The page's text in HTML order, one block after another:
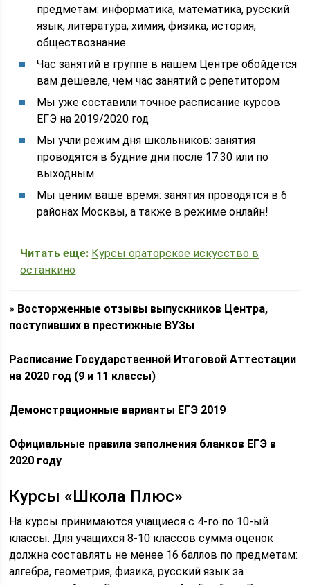
предметам: информатика, математика, русский
язык, литература, химия, физика, история,
обществознание.
Час занятий в группе в нашем Центре обойдется
вам дешевле, чем час занятий с репетитором
Мы уже составили точное расписание курсов
ЕГЭ на 2019/2020 год
Мы учли режим дня школьников: занятия
проводятся в будние дни после 17:30 или по
выходным
Мы ценим ваше время: занятия проводятся в 6
районах Москвы, а также в режиме онлайн!
Читать еще: Курсы ораторское искусство в
останкино
» Восторженные отзывы выпускников Центра,
поступивших в престижные ВУЗы
Расписание Государственной Итоговой Аттестации
на 2020 год (9 и 11 классы)
Демонстрационные варианты ЕГЭ 2019
Официальные правила заполнения бланков ЕГЭ в
2020 году
Курсы «Школа Плюс»
На курсы принимаются учащиеся с 4-го по 10-ый
классы. Для учащихся 8-10 классов сумма оценок
должна составлять не менее 16 баллов по предметам:
алгебра, геометрия, физика, русский язык за